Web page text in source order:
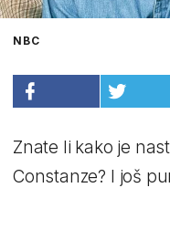
NBC
Znate li kako je
Constanze? I još